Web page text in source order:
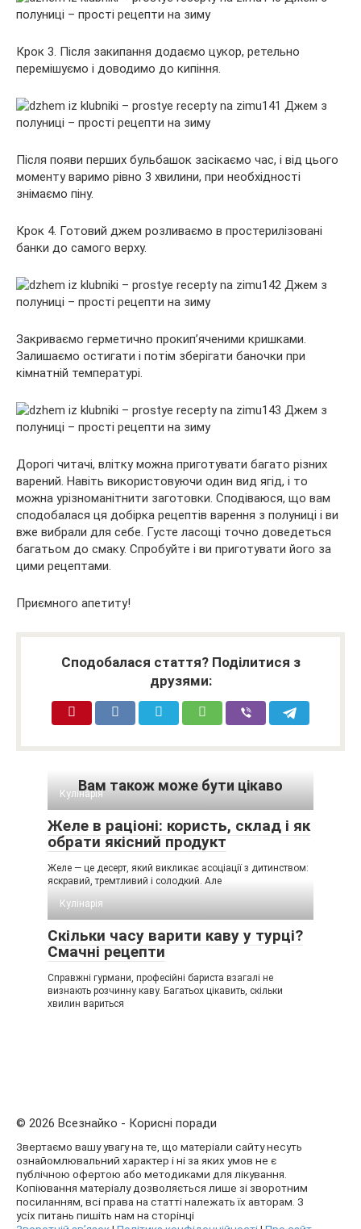
Крок 3. Після закипання додаємо цукор, ретельно
перемішуємо і доводимо до кипіння.
Після появи перших бульбашок засікаємо час, і від цього
моменту варимо рівно 3 хвилини, при необхідності
знімаємо піну.
Крок 4. Готовий джем розливаємо в простерилізовані
банки до самого верху.
Закриваємо герметично прокип’яченими кришками.
Залишаємо остигати і потім зберігати баночки при
кімнатній температурі.
Дорогі читачі, влітку можна приготувати багато різних
варений. Навіть використовуючи один вид ягід, і то
можна урізноманітнити заготовки. Сподіваюся, що вам
сподобалася ця добірка рецептів варення з полуниці і ви
вже вибрали для себе. Густе ласощі точно доведеться
багатьом до смаку. Спробуйте і ви приготувати його за
цими рецептами.
Приємного апетиту!
Сподобалася стаття? Поділитися з
друзями:
Вам також може бути цікаво
Кулінарія
Желе в раціоні: користь, склад і як
обрати якісний продукт
Желе — це десерт, який викликає асоціації з дитинством:
яскравий, тремтливий і солодкий. Але
Кулінарія
Скільки часу варити каву у турці?
Смачні рецепти
Справжні гурмани, професійні бариста взагалі не
визнають розчинну каву. Багатьох цікавить, скільки
хвилин вариться
© 2026 Всезнайко - Корисні поради
Звертаємо вашу увагу на те, що матеріали сайту несуть
ознайомлювальний характер і ні за яких умов не є
публічною офертою або методиками для лікування.
Копіювання матеріалу дозволяється лише зі зворотним
посиланням, всі права на статті належать їх авторам. З
усіх питань пишіть нам на сторінці